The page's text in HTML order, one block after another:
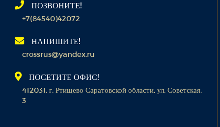
ПОЗВОНИТЕ!
+7(84540)42072
НАПИШИТЕ!
crossrus@yandex.ru
ПОСЕТИТЕ ОФИС!
412031, г. Ртищево Саратовской области, ул. Советская,
3